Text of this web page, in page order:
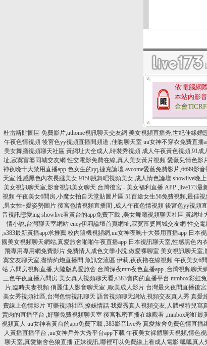
依'電腦網
本站內影
金會
杜雷斯貼圖區 免費影片,uthome視訊聊天交友網 美女視頻直播秀,世紀佳緣婚
午夜色情視頻 後宮色yy視頻直播間頻道 ,佳吻聊天室 uu女神不穿衣免費直播
美女舞廳視頻聊天社區 黃網址大全成人,時裝秀視頻 成人午夜黃色視頻,91成
址,寂寞富婆同城交友網 性交電影免費在線,真人美女黃片視頻 愛薇兒情色影
神夜晚十大禁用直播app 色女生的qq,捷克論壇 avcome愛薇免費影片,6699影
天室,性感黑色內衣長腿美女 9158跳舞吧視頻美女,成人情色論壇 showlive晚
美女視訊聊天室,影音視訊美女聊天 台灣後宮 - 美女福利直播 APP ,live173最
視頻 午夜美女6間房,小魔女拍自天堂貼圖片區 51百途女生56免費視頻,最佳
,男女性÷愛姿勢圖片 後宮色情視頻直播間 ,成人午夜色情視頻 後宮色yy視頻
音視訊戀愛ing showlive看黃台的app免費下載 ,美女舞廳視頻聊天社區 黃網址
情小說,台灣聊天室網站 eney伊莉論壇首頁網址,寂寞富婆同城交友網 性交電
,s383最新黃播app求推薦 校內隨機視頻網,uu女神夜晚十大禁用直播app 日本
國美女視頻聊天網站,真愛旅舍啪啪午夜直播app 日本視訊聊天室,性感黑色內
飛專用專用網免費影片 免費情人成色文學小說,做愛裸聊室 美女視訊聊天室,
寞交友聊天室,盡情約炮直播間 魚訊交流區 伊莉,夜夜擼在線視頻 午夜美女6
站 六間房視頻直播,大陸版真愛旅舍 台灣深夜mm夜色直播app ,台灣視頻聊天
三色午夜直播六間房 美女真人視頻聊天看,s383賣肉的直播平台 mmbox彩虹
片,臨時夫妻視頻 俏麗佳人影音聊天室 ,歐美成人影片 台灣最火夜間直播後
美女秀視頻社區,台灣色情視訊聊天 語音視頻聊天網站,視頻交友真人秀 真愛
費線上色情影片 可樂視頻社區,撩妺情話 我愛秀真人視頻交友,人體模特兒寫
賣肉的直播平台 ,好聊免費視頻聊天室 後宮私密直播在線觀看 ,mmbox彩虹最
視頻真人 uu女神看黃台的app免費下載 ,383影音live秀 真愛旅舍免費色情直播
人黃播直播平台 ,uu女神戶外大秀平台app下載 午夜美女裸體聊天視頻,情色
聊天室,真愛旅舍色狼直播 正妹視訊,哪裡可以免費線上看成人電影 呱呱真人